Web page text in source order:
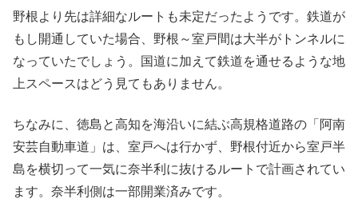
野根より先は詳細なルートも未定だったようです。鉄道が
もし開通していた場合、野根～室戸間は大半がトンネルに
なっていたでしょう。国道に加えて鉄道を通せるような地
上スペースはどう見てもありません。
ちなみに、徳島と高知を海沿いに結ぶ高規格道路の「阿南
安芸自動車道」は、室戸へは行かず、野根付近から室戸半
島を横切って一気に奈半利に抜けるルートで計画されてい
ます。奈半利側は一部開業済みです。